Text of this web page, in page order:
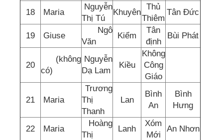
18 Maria
Nguyễn
Thị Tú
Khuyên
Thủ
Thiêm
Tân Đức
19 Giuse
Ngô
Văn
Kiểm
Tân
định
Bùi Phát
20
(không
có)
Nguyễn
Dạ Lam
Kiều
Không
Công
Giáo
21 Maria
Trương
Thị
Thanh
Lan
Bình
An
Bình
Hưng
22 Maria
Hoàng
Thị
Lanh
Xóm
Mới
An Nhơn